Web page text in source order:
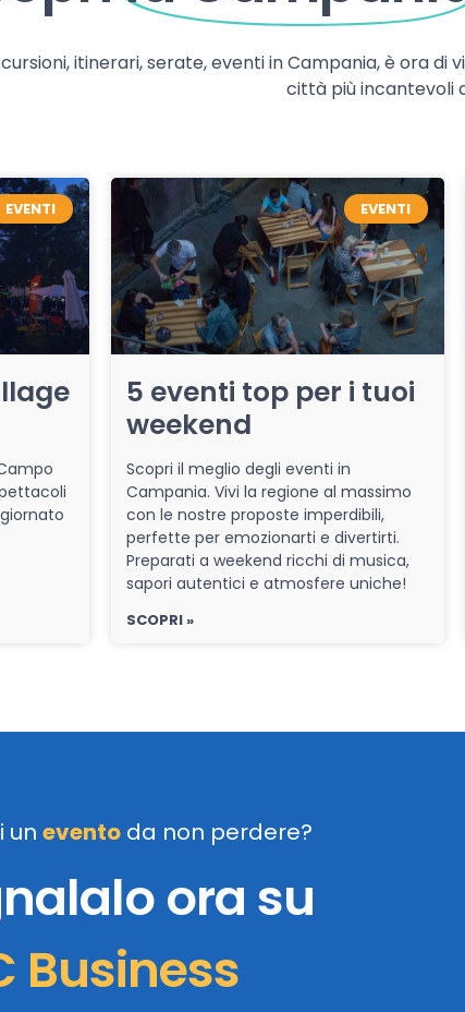
itinerari, serate, eventi in Campania, è ora
città più incantevoli
EVENTI EVENTI
5 eventi top per i tuoi
weekend
Scopri il meglio degli eventi in
Campania. Vivi la regione al massimo
con le nostre proposte imperdibili,
perfette per emozionarti e divertirti.
Preparati a weekend ricchi di musica,
sapori autentici e atmosfere uniche!
SCOPRI »
un evento da non perdere?
ora su
Business